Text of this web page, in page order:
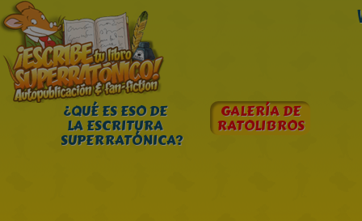
¿QUÉ ES ESO DE
LA ESCRITURA
SUPERRATÓNICA?
GALERÍA DE
RATOLIBROS